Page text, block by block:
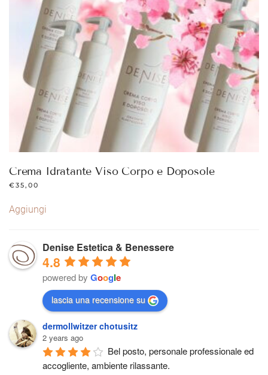
Crema Idratante Viso Corpo e Doposole
€35,00
Aggiungi
Denise Estetica & Benessere
4.8
powered by Google
lascia una recensione su
dermollwitzer chotusitz
2 years ago
Bel posto, personale professionale ed
accogliente, ambiente rilassante.